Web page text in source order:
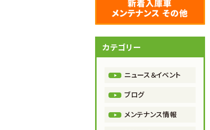
カテゴリー
ニュース＆イベント
ブログ
メンテナンス情報